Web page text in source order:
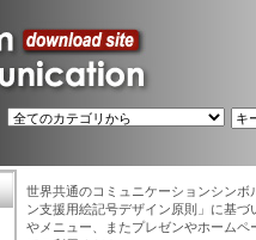
世界共通のコミュニケーションシン
ン支援用絵記号デザイン原則」に基
やメニュー、またプレゼンやホーム